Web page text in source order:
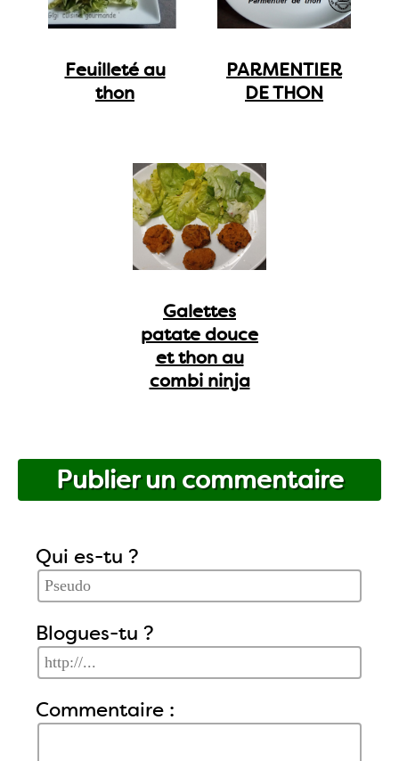
Feuilleté au
thon
PARMENTIER
DE THON
Galettes
patate douce
et thon au
combi ninja
Publier un commentaire
Qui es-tu ?
Blogues-tu ?
Commentaire :